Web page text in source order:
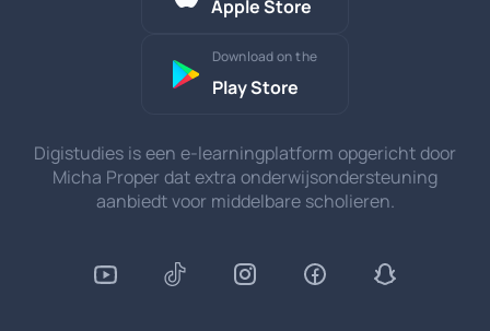
Apple Store
Download on the
Play Store
Digistudies is een e-learningplatform opgericht door
Micha Proper dat extra onderwijsondersteuning
aanbiedt voor middelbare scholieren.